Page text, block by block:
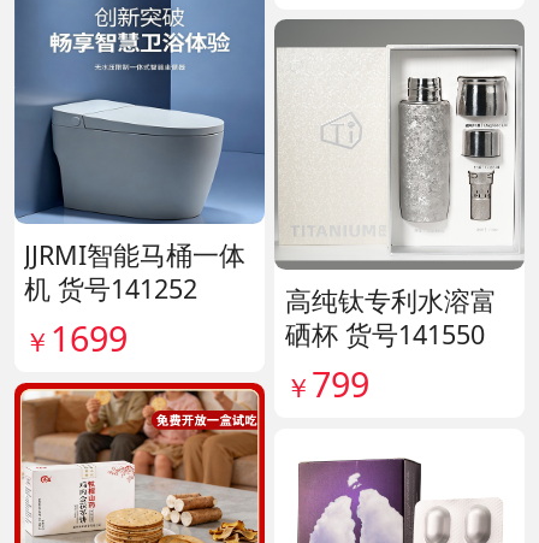
JJRMI智能马桶一体
机 货号141252
￥ 1699
高纯钛专利水溶富
硒杯 货号141550
￥ 799